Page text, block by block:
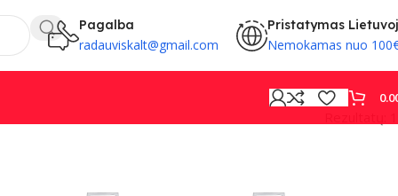
Pagalba
radauviskalt@gmail.com
Pristatymas
Nemokamas nuo